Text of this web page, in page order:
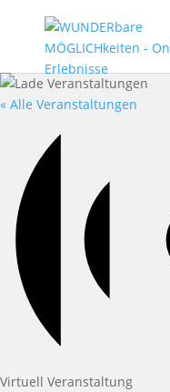
« Alle Veranstaltungen
Virtuell Veranstaltung